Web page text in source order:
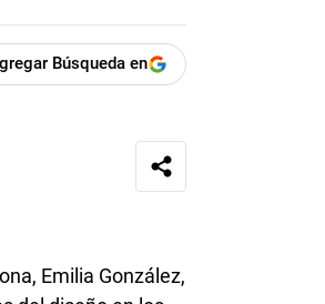
Búsqueda en
Emilia González,